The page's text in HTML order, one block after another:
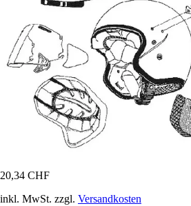
20,34 CHF
inkl. MwSt. zzgl. Versandkosten